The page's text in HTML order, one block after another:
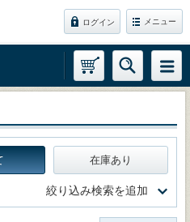
ログイン メニュー
在庫あり
絞り込み検索を追加